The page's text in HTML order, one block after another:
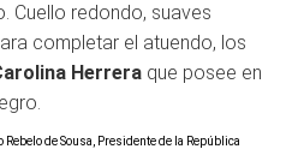
Cuello redondo, suaves
completar el atuendo, los
Herrera que posee en